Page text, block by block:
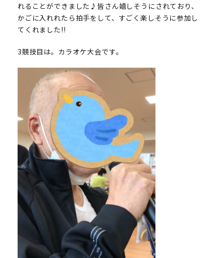
れることができました♪皆さん嬉しそうにされており、
かごに入れれたら拍手をして、すごく楽しそうに参加し
てくれました!!
3競技目は。カラオケ大会です。